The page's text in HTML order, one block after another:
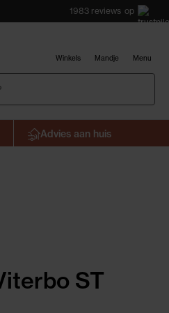
1983 reviews op
Winkels Mandje Menu
Advies aan huis
ST